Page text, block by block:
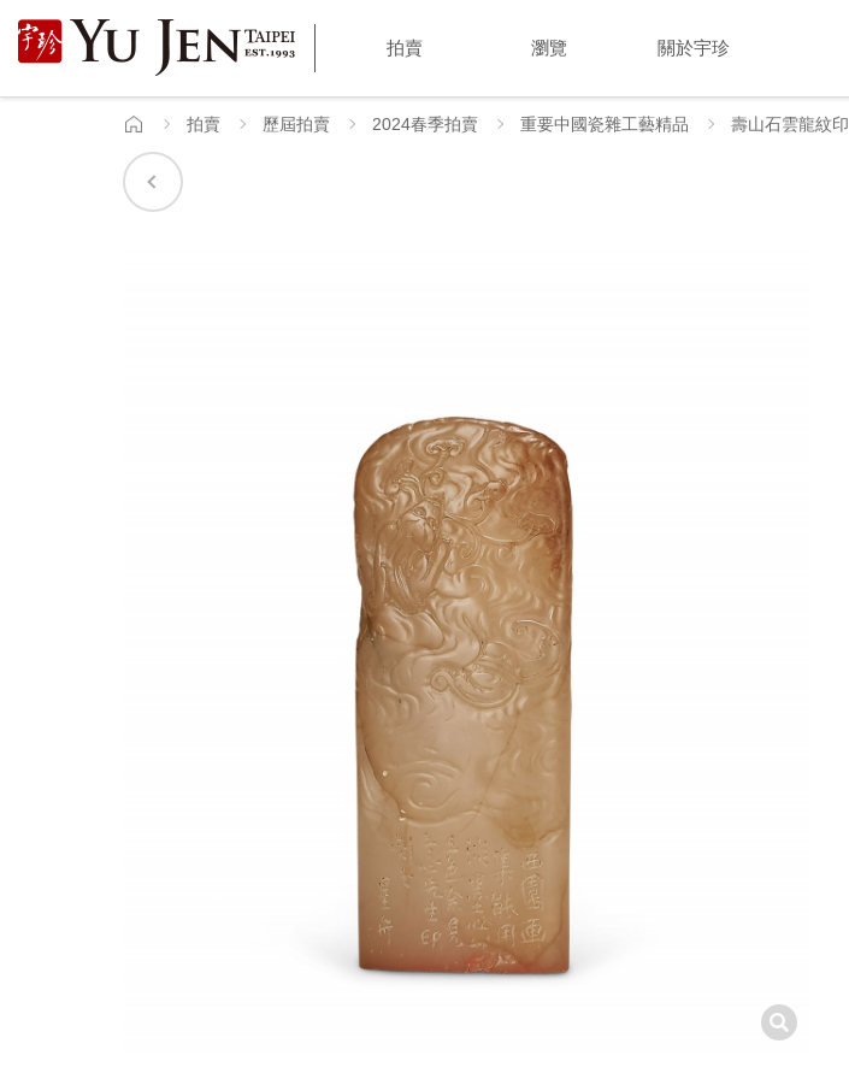
宇
珍
拍賣 瀏覽 關於宇珍
首
頁
拍賣 歷屆拍賣 2024春季拍賣 重要中國瓷雜工藝精品 壽山石雲龍紋印